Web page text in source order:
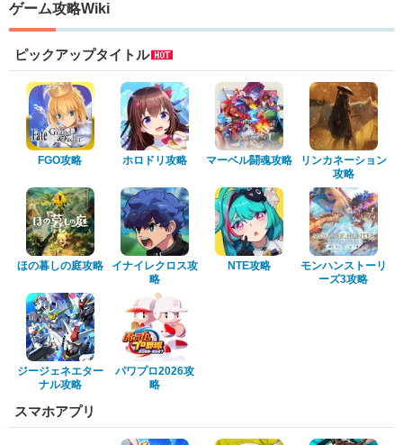
ゲーム攻略Wiki
ピックアップタイトル
FGO攻略 ホロドリ攻略 マーベル闘魂攻略
リンカネーション
攻略
ほの暮しの庭攻略
イナイレクロス攻
略
NTE攻略
モンハンストーリ
ーズ3攻略
ジージェネエター
ナル攻略
パワプロ2026攻
略
スマホアプリ